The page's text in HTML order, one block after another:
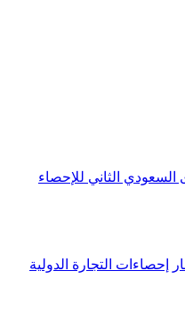
السعودي الثاني للإحصاء
إحصاءات التجارة الدولية